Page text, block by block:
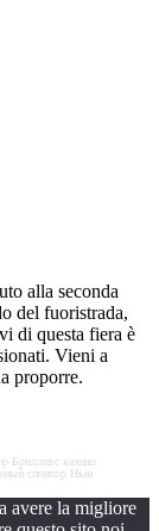
alla seconda
del fuoristrada,
di questa fiera è
Vieni a
proporre.
Брилликс казино
спонсор Нью
avere la migliore